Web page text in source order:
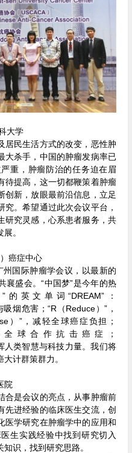
大学
居民生活方式的改变，恶性肿
大杀手，中国的肿瘤发病率已
重，肿瘤防治的任务迫在眉
待提高，这一切都鞭策着肿瘤
创新，放眼最前沿信息，立足
。希望通过此次会议平台，
研究灵感，心系患者服务，共
。
癌症中心
国际肿瘤学会议，以最新的
襄盛会。“中国梦”是今年的热
英文单词“DREAM”：
烟危害；“R（Reduce）”，
）”，减轻全球癌症负担；
全球合作抗击癌症；
人类智慧与科技力量。我们将
计群策群力。
院
合是会议的亮点，从事肿瘤前
先进经验的临床医生交流，创
医学研究在肿瘤学中的应用和
生实践经验中找到研究切入
识，找到研究思路。